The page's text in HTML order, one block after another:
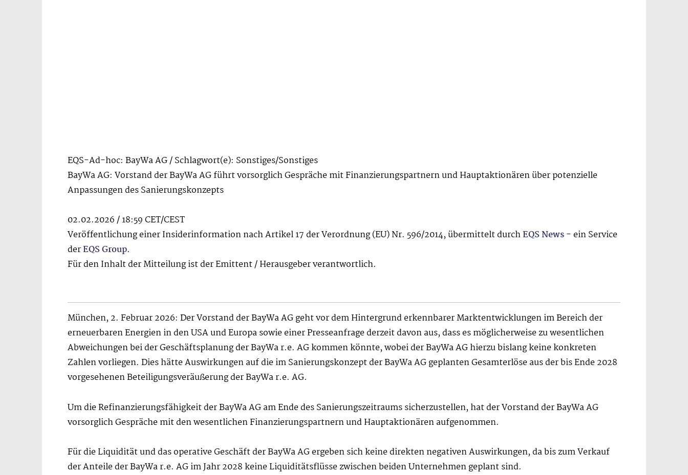
EQS-Ad-hoc: BayWa AG / Schlagwort(e): Sonstiges/Sonstiges
BayWa AG: Vorstand der BayWa AG führt vorsorglich Gespräche mit Finanzierungspartnern und Hauptaktionären über potenzielle
Anpassungen des Sanierungskonzepts
02.02.2026 / 18:59 CET/CEST
Veröffentlichung einer Insiderinformation nach Artikel 17 der Verordnung (EU) Nr. 596/2014, übermittelt durchEQS News- ein Service
derEQS Group.
Für den Inhalt der Mitteilung ist der Emittent / Herausgeber verantwortlich.
München, 2. Februar 2026: Der Vorstand der BayWa AG geht vor dem Hintergrund erkennbarer Marktentwicklungen im Bereich der
erneuerbaren Energien in den USA und Europa sowie einer Presseanfrage derzeit davon aus, dass es möglicherweise zu wesentlichen
Abweichungen bei der Geschäftsplanung der BayWa r.e. AG kommen könnte, wobei der BayWa AG hierzu bislang keine konkreten
Zahlen vorliegen. Dies hätte Auswirkungen auf die im Sanierungskonzept der BayWa AG geplanten Gesamterlöse aus der bis Ende 2028
vorgesehenen Beteiligungsveräußerung der BayWa r.e. AG.
Um die Refinanzierungsfähigkeit der BayWa AG am Ende des Sanierungszeitraums sicherzustellen, hat der Vorstand der BayWa AG
vorsorglich Gespräche mit den wesentlichen Finanzierungspartnern und Hauptaktionären aufgenommen.
Für die Liquidität und das operative Geschäft der BayWa AG ergeben sich keine direkten negativen Auswirkungen, da bis zum Verkauf
der Anteile der BayWa r.e. AG im Jahr 2028 keine Liquiditätsflüsse zwischen beiden Unternehmen geplant sind.